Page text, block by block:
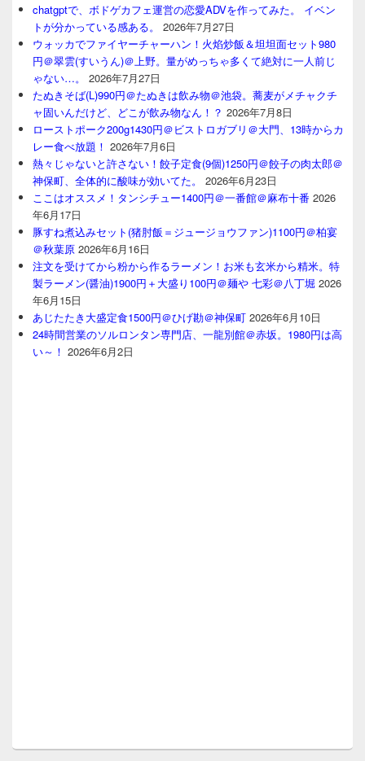
chatgptで、ボドゲカフェ運営の恋愛ADVを作ってみた。 イベン
トが分かっている感ある。
2026年7月27日
ウォッカでファイヤーチャーハン！火焰炒飯＆坦坦面セット980
円＠翠雲(すいうん)＠上野。量がめっちゃ多くて絶対に一人前じ
ゃない…。
2026年7月27日
たぬきそば(L)990円＠たぬきは飲み物＠池袋。蕎麦がメチャクチ
ャ固いんだけど、どこが飲み物なん！？ 2026年7月8日
ローストポーク200g1430円＠ビストロガブリ＠大門、13時からカ
レー食べ放題！ 2026年7月6日
熱々じゃないと許さない！餃子定食(9個)1250円＠餃子の肉太郎＠
神保町、全体的に酸味が効いてた。
2026年6月23日
ここはオススメ！タンシチュー1400円＠一番館＠麻布十番 2026
年6月17日
豚すね煮込みセット(猪肘飯＝ジュージョウファン)1100円＠柏宴
＠秋葉原 2026年6月16日
注文を受けてから粉から作るラーメン！お米も玄米から精米。特
製ラーメン(醤油)1900円＋大盛り100円＠麺や 七彩＠八丁堀 2026
年6月15日
あじたたき大盛定食1500円＠ひげ勘＠神保町 2026年6月10日
24時間営業のソルロンタン専門店、一龍別館＠赤坂。1980円は高
い～！ 2026年6月2日